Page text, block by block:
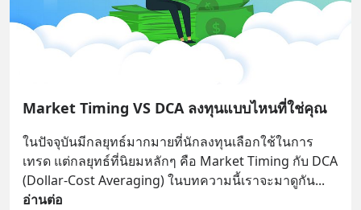
Market Timing VS DCA ลงทุนแบบไหนที่ใช่คุณ
ในปัจจุบันมีกลยุทธ์มากมายที่นักลงทุนเลือกใช้ในการ
เทรด แต่กลยุทธ์ที่นิยมหลักๆ คือ Market Timing กับ DCA
(Dollar-Cost Averaging) ในบทความนี้เราจะมาดูกัน
อ่านต่อ